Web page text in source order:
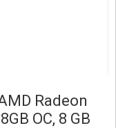
Radeon
OC, 8 GB